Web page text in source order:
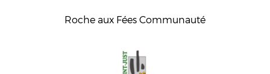
Roche aux Fées Communauté